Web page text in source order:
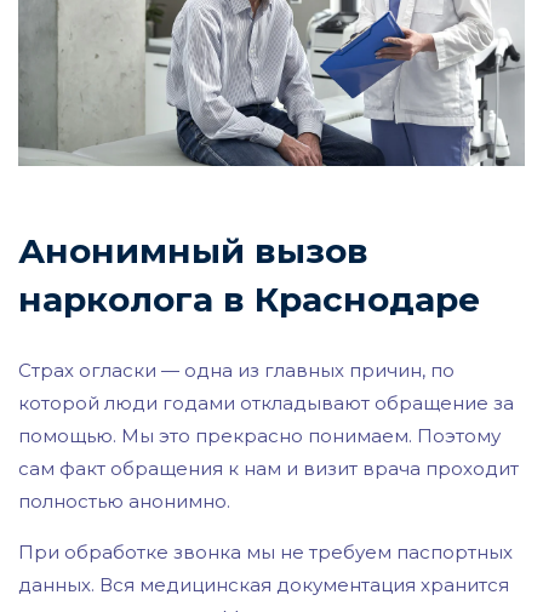
Анонимный вызов
нарколога в Краснодаре
Страх огласки — одна из главных причин, по
которой люди годами откладывают обращение за
помощью. Мы это прекрасно понимаем. Поэтому
сам факт обращения к нам и визит врача проходит
полностью анонимно.
При обработке звонка мы не требуем паспортных
данных. Вся медицинская документация хранится